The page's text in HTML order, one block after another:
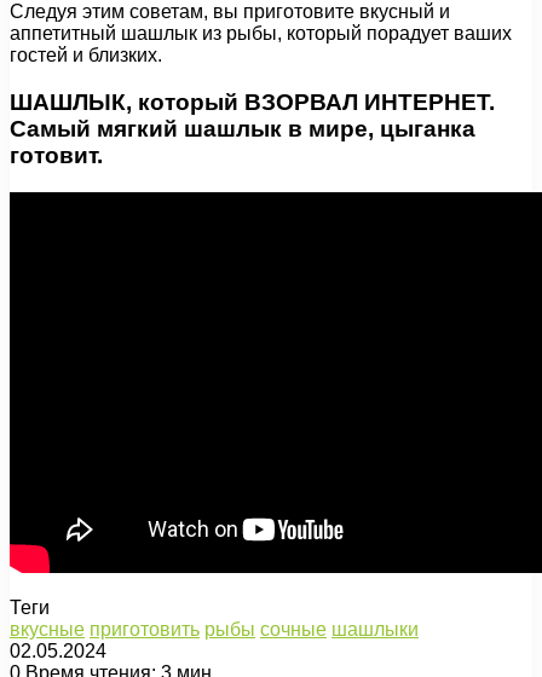
Следуя этим советам, вы приготовите вкусный и
аппетитный шашлык из рыбы, который порадует ваших
гостей и близких.
ШАШЛЫК, который ВЗОРВАЛ ИНТЕРНЕТ.
Самый мягкий шашлык в мире, цыганка
готовит.
Теги
вкусные приготовить рыбы сочные шашлыки
02.05.2024
0 Время чтения: 3 мин.